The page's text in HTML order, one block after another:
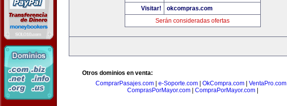
Visitar!
okcompras.com
Serán consideradas ofertas
Otros dominios en venta:
ComprarPasajes.com
e-Soporte.com OkCompra.com VentaPro.com
ComprasPorMayor.com| CompraPorMayor.com|